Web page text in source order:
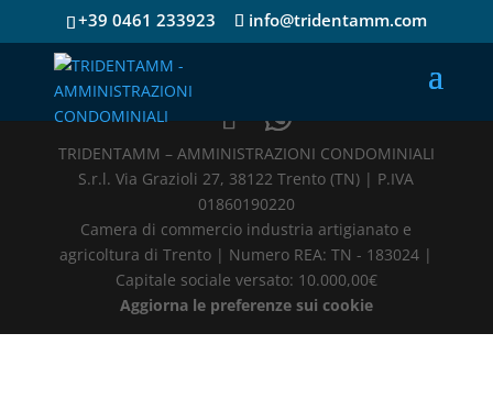
+39 0461 233923 info@tridentamm.com
TRIDENTAMM – AMMINISTRAZIONI CONDOMINIALI
S.r.l. Via Grazioli 27, 38122 Trento (TN) | P.IVA
01860190220
Camera di commercio industria artigianato e
agricoltura di Trento | Numero REA: TN - 183024 |
Capitale sociale versato: 10.000,00€
Aggiorna le preferenze sui cookie